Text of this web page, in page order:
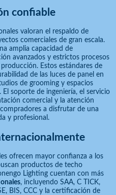
confiable
valoran el respaldo de
comerciales de gran escala.
amplia capacidad de
avanzados y estrictos procesos
Estos estándares de
de las luces de panel en
de grooming y espacios
soporte de ingeniería, el servicio
comercial y la atención
a disfrutar de una
y profesional.
ofrecen mayor confianza a los
productos de techo
Lighting cuentan con más
, incluyendo SAA, C TICK,
BIS, CCC y la certificación de